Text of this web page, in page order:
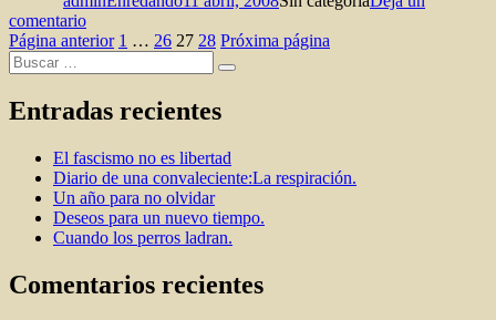
comentarioen
Peña
Paginación
de
entradas
Página anterior Página
1 … Página
26 Página
27 Página
28 Próxima página
Buscar
por:
Buscar
Entradas recientes
El fascismo no es libertad
Diario de una convaleciente:La respiración.
Un año para no olvidar
Deseos para un nuevo tiempo.
Cuando los perros ladran.
Comentarios recientes